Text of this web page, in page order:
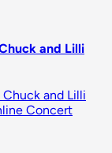
and Lilli
and Lilli
Concert